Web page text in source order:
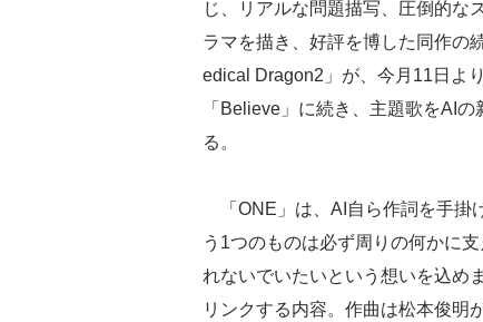
じ、リアルな問題描写、圧倒的な
ラマを描き、好評を博した同作の
edical Dragon2」が、今月11日よ
「Believe」に続き、主題歌をAI
る。
「ONE」は、AI自ら作詞を手掛
う1つのものは必ず周りの何かに
れないでいたいという想いを込め
リンクする内容。作曲は松本俊明